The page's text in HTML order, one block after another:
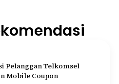
Pelanggan Telkomsel
Mobile Coupon